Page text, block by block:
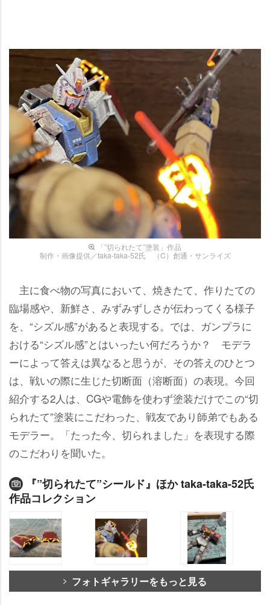
「”切られたて”塗装」作品
制作・画像提供／taka-taka-52氏 （C）創通・サンライズ
主に食べ物の写真において、焼きたて、作りたての
臨場感や、新鮮さ、みずみずしさが伝わってくる様子
を、“シズル感”があると表現する。では、ガンプラに
おける“シズル感”とはいったい何だろうか？ モデラ
ーによって答えは異なると思うが、その答えのひとつ
は、戦いの際に生じた切断面（溶断面）の表現。今回
紹介する2人は、CGや電飾を使わず塗装だけでこの“切
られたて”塗装にこだわった、戦友であり師弟でもある
モデラー。「たった今、切られました」を表現する際
のこだわりを聞いた。
『”切られたて”シールド』ほか taka-taka-52氏
作品コレクション
フォトギャラリーをもっと見る